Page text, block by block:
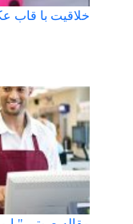
خلاقیت با قاب